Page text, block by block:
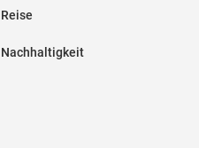
Reise
Nachhaltigkeit